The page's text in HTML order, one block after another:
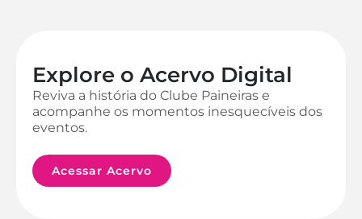
Explore o Acervo Digital
Reviva a história do Clube Paineiras e
acompanhe os momentos inesquecíveis dos
eventos.
Acessar Acervo